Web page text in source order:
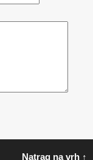
Natrag na vrh ↑